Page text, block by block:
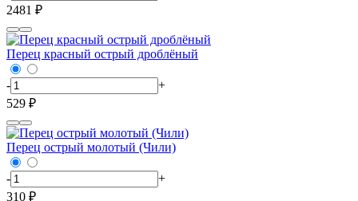
2481 ₽
Перец красный острый дроблёный
-
+
529 ₽
Перец острый молотый (Чили)
-
+
310 ₽